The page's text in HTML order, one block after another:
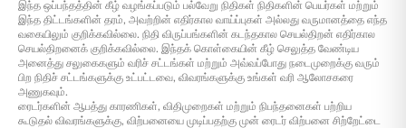
இந்த ஒப்பந்தத்தின் கீழ் வழங்கப்படும் பல்வேறு நிதிகள் நிதிகளின் பெயர்கள் மற்றும்
இந்த திட்டங்களின் தரம், அவற்றின் எதிர்கால வாய்ப்புகள் அல்லது வருமானத்தை எந்த
வகையிலும் குறிக்கவில்லை. நிதி விருப்பங்களின் கடந்தகால செயல்திறன் எதிர்கால
செயல்திறனைக் குறிக்கவில்லை. இந்தக் கொள்கையின் கீழ் செலுத்த வேண்டிய
அனைத்து சலுகைகளும் வரிச் சட்டங்கள் மற்றும் அவ்வப்போது நடைமுறைக்கு வரும்
பிற நிதிச் சட்டங்களுக்கு உட்பட்டவை, விவரங்களுக்கு உங்கள் வரி ஆலோசகரை
அணுகவும்.
ரைடர்களின் ஆபத்து காரணிகள், விதிமுறைகள் மற்றும் நிபந்தனைகள் பற்றிய
கூடுதல் விவரங்களுக்கு, விற்பனையை முடிப்பதற்கு முன் ரைடர் விற்பனை சிற்றேட்டை